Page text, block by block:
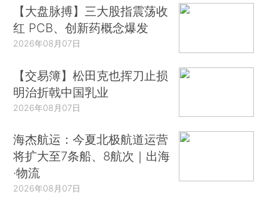
【大盘脉搏】三大股指震荡收
红 PCB、创新药概念爆发
2026年08月07日
【交易簿】松田克也挥刀止损
明治折戟中国乳业
2026年08月07日
海杰航运：今夏北极航道运营
将扩大至7条船、8航次｜出海
·物流
2026年08月07日